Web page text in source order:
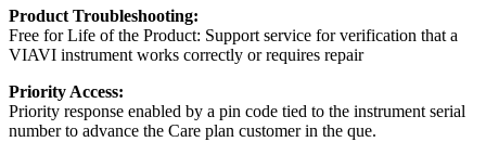
Product Troubleshooting:
Free for Life of the Product: Support service for verification that a
VIAVI instrument works correctly or requires repair
Priority Access:
Priority response enabled by a pin code tied to the instrument serial
number to advance the Care plan customer in the que.